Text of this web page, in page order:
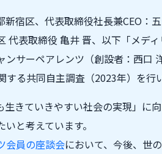
宿区、代表取締役社長兼CEO：
表取締役 亀井 晋、以下「メデ
サーペアレンツ（創設者：西口
る共同自主調査（2023年）を行
きていきやすい社会の実現」に
と考えています。
会員の座談会において、今後、世